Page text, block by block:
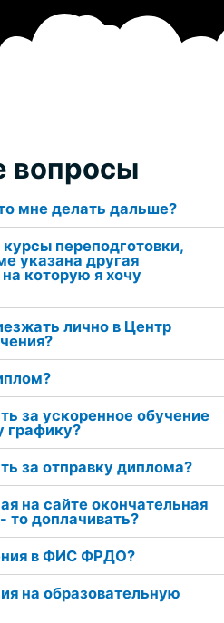
вопросы
мне делать дальше?
переподготовки,
указана другая
которую я хочу
лично в Центр
за ускоренное обучение
графику?
за отправку диплома?
на сайте окончательная
то доплачивать?
в ФИС ФРДО?
на образовательную